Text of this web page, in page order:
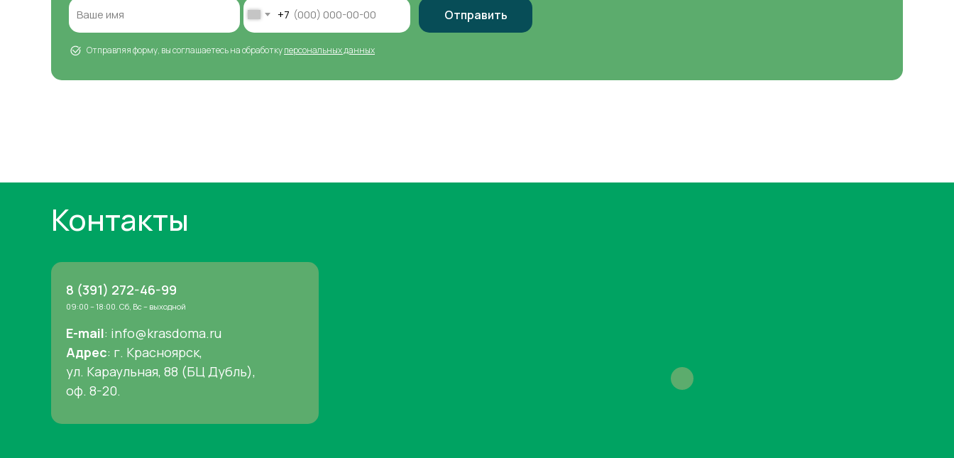
+7 Отправить
Отправляя форму, вы соглашаетесь на обработкуперсональных данных
Контакты
8 (391) 272-46-99
09:00 – 18:00. Сб, Вс – выходной
E-mail: info@krasdoma.ru
Адрес: г. Красноярск,
ул. Караульная, 88 (БЦ Дубль),
оф. 8-20.